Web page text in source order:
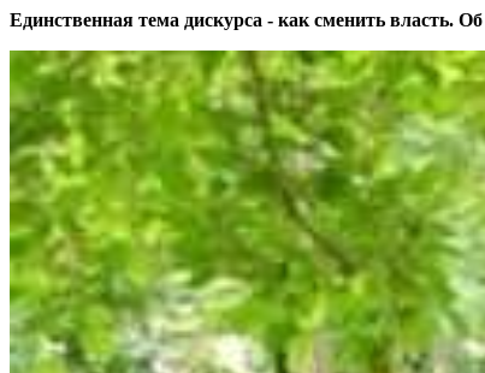
Единственная тема дискурса - как сменить власть.